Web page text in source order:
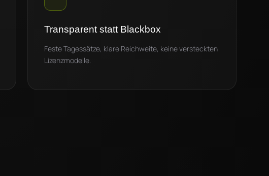
Transparent statt Blackbox
Feste Tagessätze, klare Reichweite, keine versteckten
Lizenzmodelle.